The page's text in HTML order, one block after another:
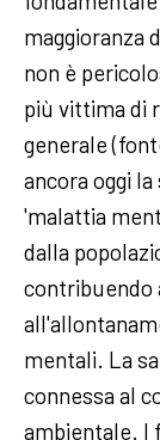
maggioranza
non è
più vittima di
generale
ancora oggi
'malattia
dalla
contribuendo
mentali. La
connessa al
ambientale. I